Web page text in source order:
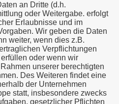
an Dritte (d.h.
oder Weitergabe. erfolgt
Erlaubnisse und im
Wir geben die Daten
weiter, wenn dies z.B.
Verpflichtungen
oder wenn wir
unserer berechtigten
Des Weiteren findet eine
der Unternehmen
statt, insbesondere zwecks
gesetzlicher Pflichten